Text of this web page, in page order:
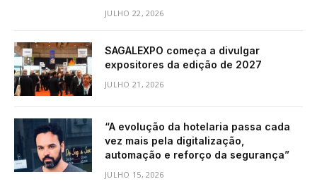
JULHO 22, 2026
SAGALEXPO começa a divulgar
expositores da edição de 2027
JULHO 21, 2026
“A evolução da hotelaria passa cada
vez mais pela digitalização,
automação e reforço da segurança”
JULHO 15, 2026